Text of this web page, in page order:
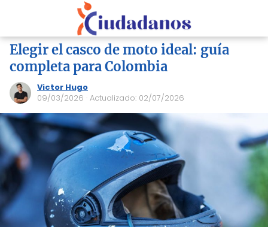
Elegir el casco de moto ideal: guía
completa para Colombia
Victor Hugo
09/03/2026 · Actualizado: 02/07/2026